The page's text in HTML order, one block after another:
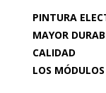
PINTURA
MAYOR
CALIDAD
LOS